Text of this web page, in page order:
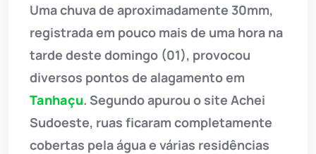
Uma chuva de aproximadamente 30mm,
registrada em pouco mais de uma hora na
tarde deste domingo (01), provocou
diversos pontos de alagamento em
Tanhaçu. Segundo apurou o site Achei
Sudoeste, ruas ficaram completamente
cobertas pela água e várias residências